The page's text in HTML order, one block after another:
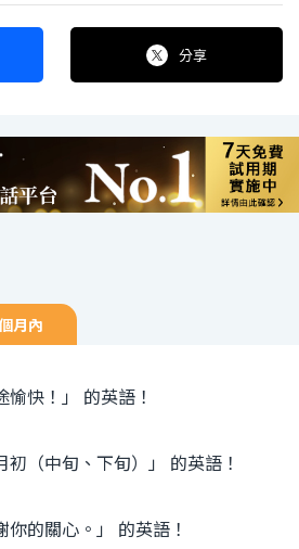
分享
月內
快！」 的英語！
初（中旬、下旬）」 的英語！
的關心。」 的英語！